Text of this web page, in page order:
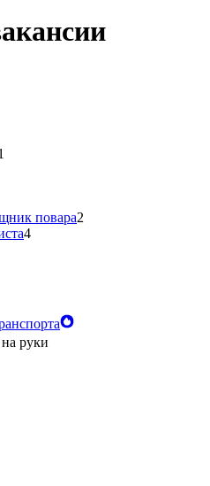
повара2
4
на руки